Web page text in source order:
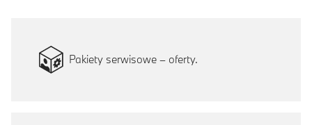
Pakiety serwisowe – oferty.